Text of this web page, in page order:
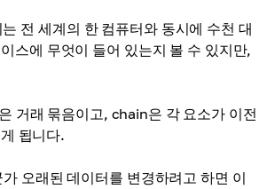
전 세계의 한 컴퓨터와 동시에 수천 대
스에 무엇이 들어 있는지 볼 수 있지만,
거래 묶음이고, chain은 각 요소가 이전
됩니다.
오래된 데이터를 변경하려고 하면 이